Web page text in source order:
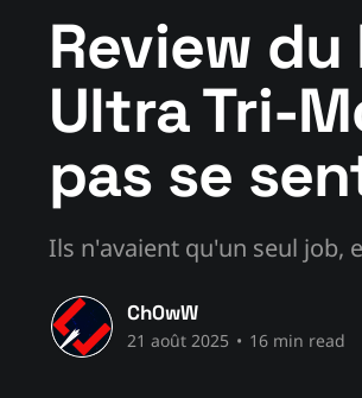
Review
Ultra Tri-
pas se
Ils n'avaient qu'un seul job,
Ch0wW
21 août 2025 • 16 min read